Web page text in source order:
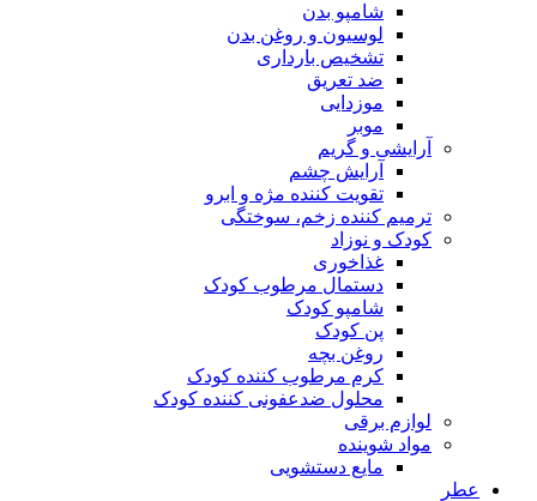
شامپو بدن
لوسیون و روغن بدن
تشخیص بارداری
ضد تعریق
موزدایی
موبر
آرایشی و گریم
آرایش چشم
تقویت کننده مژه و ابرو
ترمیم کننده زخم، سوختگی
کودک و نوزاد
غذاخوری
دستمال مرطوب کودک
شامپو کودک
پن کودک
روغن بچه
کرم مرطوب کننده کودک
محلول ضدعفونی کننده کودک
لوازم برقی
مواد شوینده
مایع دستشویی
عطر